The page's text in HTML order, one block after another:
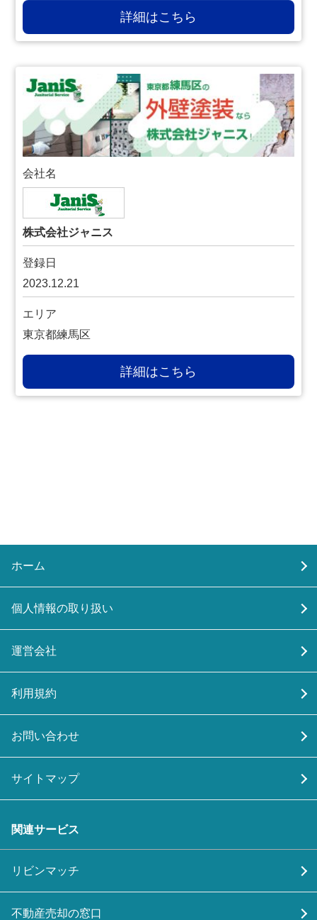
詳細はこちら
会社名
株式会社ジャニス
登録日
2023.12.21
エリア
東京都練馬区
詳細はこちら
ホーム
個人情報の取り扱い
運営会社
利用規約
お問い合わせ
サイトマップ
関連サービス
リビンマッチ
不動産売却の窓口